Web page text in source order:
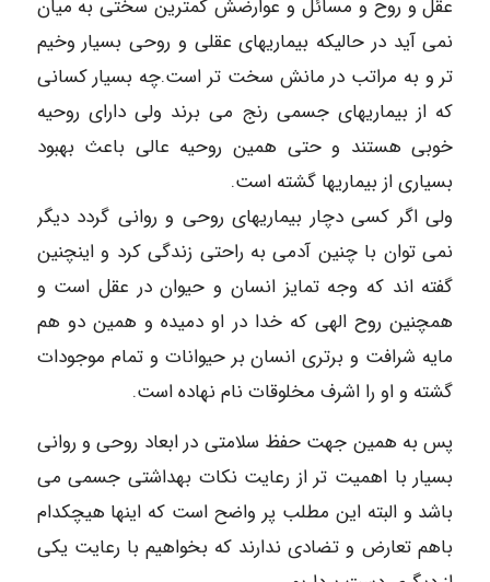
عقل و روح و مسائل و عوارضش کمترین سختی به میان
نمی آید در حالیکه بیماریهای عقلی و روحی بسیار وخیم
تر و به مراتب در مانش سخت تر است.چه بسیار کسانی
که از بیماریهای جسمی رنج می برند ولی دارای روحیه
خوبی هستند و حتی همین روحیه عالی باعث بهبود
بسیاری از بیماریها گشته است.
ولی اگر کسی دچار بیماریهای روحی و روانی گردد دیگر
نمی توان با چنین آدمی به راحتی زندگی کرد و اینچنین
گفته اند که وجه تمایز انسان و حیوان در عقل است و
همچنین روح الهی که خدا در او دمیده و همین دو هم
مایه شرافت و برتری انسان بر حیوانات و تمام موجودات
گشته و او را اشرف مخلوقات نام نهاده است.
پس به همین جهت حفظ سلامتی در ابعاد روحی و روانی
بسیار با اهمیت تر از رعایت نکات بهداشتی جسمی می
باشد و البته این مطلب پر واضح است که اینها هیچکدام
باهم تعارض و تضادی ندارند که بخواهیم با رعایت یکی